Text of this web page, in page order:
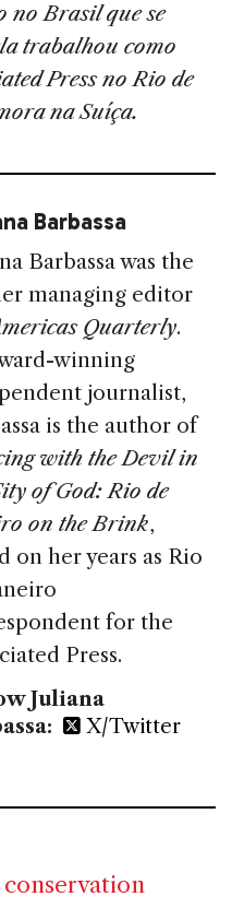
Brasil que se
trabalhou como
Press no Rio de
na Suíça.
Barbassa
Barbassa was the
managing editor
Quarterly.
winning
journalist,
is the author of
with the Devil in
of God: Rio de
on the Brink,
on her years as Rio
for the
Press.
Juliana
X/Twitter
conservation